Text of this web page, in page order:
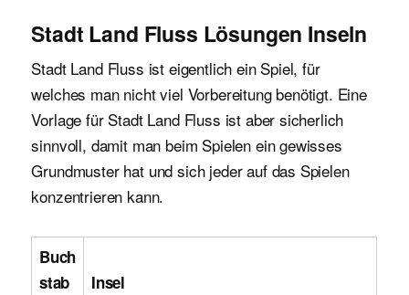
Stadt Land Fluss Lösungen Inseln
Stadt Land Fluss ist eigentlich ein Spiel, für
welches man nicht viel Vorbereitung benötigt. Eine
Vorlage für Stadt Land Fluss ist aber sicherlich
sinnvoll, damit man beim Spielen ein gewisses
Grundmuster hat und sich jeder auf das Spielen
konzentrieren kann.
Buch
stab
Insel